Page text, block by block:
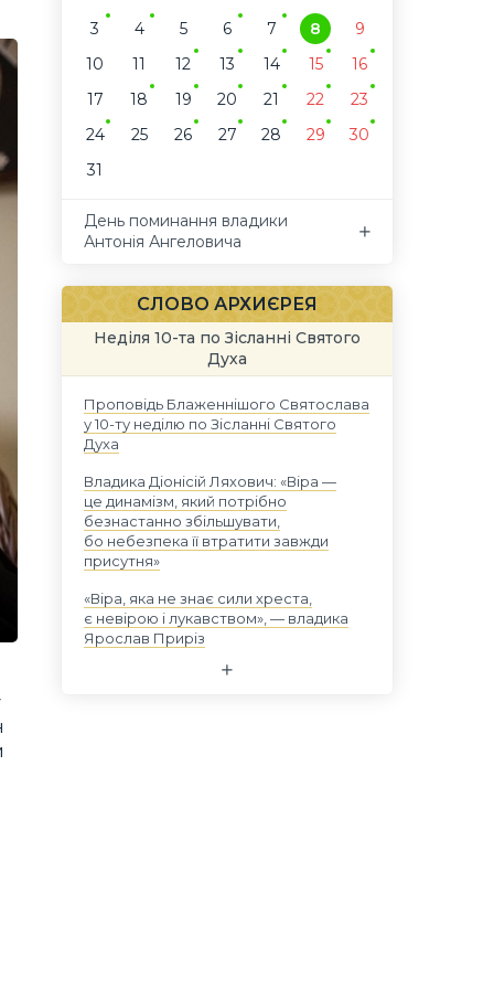
3
4 5 6 7 8
9
10
11 12 13 14 15
16
17
18 19 20 21 22
23
24
25 26 27 28 29
30
31
День поминання владики
Антонія Ангеловича
СЛОВО АРХИЄРЕЯ
Неділя 10-та по Зісланні Святого
Духа
Проповідь Блаженнішого Святослава
у 10-ту неділю по Зісланні Святого
Духа
Владика Діонісій Ляхович: «Віра —
це динамізм, який потрібно
безнастанно збільшувати,
бо небезпека її втратити завжди
присутня»
«Віра, яка не знає сили хреста,
є невірою і лукавством», — владика
Ярослав Приріз